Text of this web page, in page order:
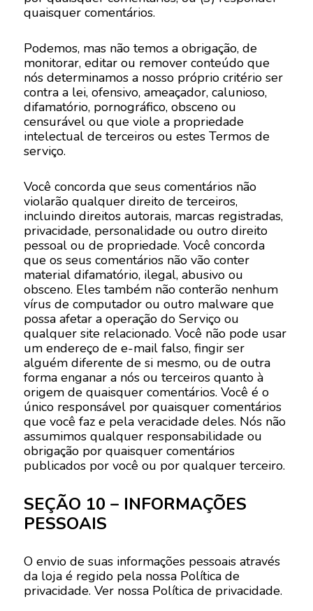
quaisquer comentários.
Podemos, mas não temos a obrigação, de
monitorar, editar ou remover conteúdo que
nós determinamos a nosso próprio critério ser
contra a lei, ofensivo, ameaçador, calunioso,
difamatório, pornográfico, obsceno ou
censurável ou que viole a propriedade
intelectual de terceiros ou estes Termos de
serviço.
Você concorda que seus comentários não
violarão qualquer direito de terceiros,
incluindo direitos autorais, marcas registradas,
privacidade, personalidade ou outro direito
pessoal ou de propriedade. Você concorda
que os seus comentários não vão conter
material difamatório, ilegal, abusivo ou
obsceno. Eles também não conterão nenhum
vírus de computador ou outro malware que
possa afetar a operação do Serviço ou
qualquer site relacionado. Você não pode usar
um endereço de e-mail falso, fingir ser
alguém diferente de si mesmo, ou de outra
forma enganar a nós ou terceiros quanto à
origem de quaisquer comentários. Você é o
único responsável por quaisquer comentários
que você faz e pela veracidade deles. Nós não
assumimos qualquer responsabilidade ou
obrigação por quaisquer comentários
publicados por você ou por qualquer terceiro.
SEÇÃO 10 – INFORMAÇÕES
PESSOAIS
O envio de suas informações pessoais através
da loja é regido pela nossa Política de
privacidade. Ver nossa Política de privacidade.